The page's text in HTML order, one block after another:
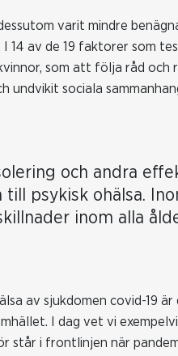
varit mindre
14 av de 19 faktorer som
som att följa råd och
undvikit sociala
och andra
psykisk ohälsa.
inom alla
av sjukdomen covid-19
I dag vet vi
står i frontlinjen när